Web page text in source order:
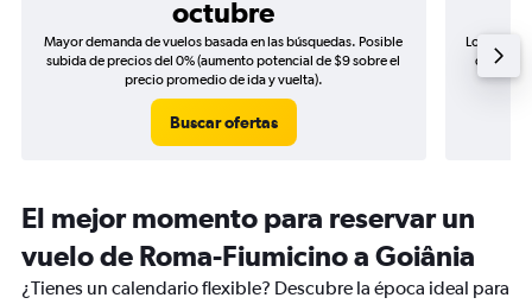
octubre
Mayor demanda de vuelos basada en las búsquedas. Posible
subida de precios del 0% (aumento potencial de $9 sobre el
precio promedio de ida y vuelta).
Buscar ofertas
Los
de
El mejor momento para reservar un
vuelo de Roma-Fiumicino a Goiânia
¿Tienes un calendario flexible? Descubre la época ideal para